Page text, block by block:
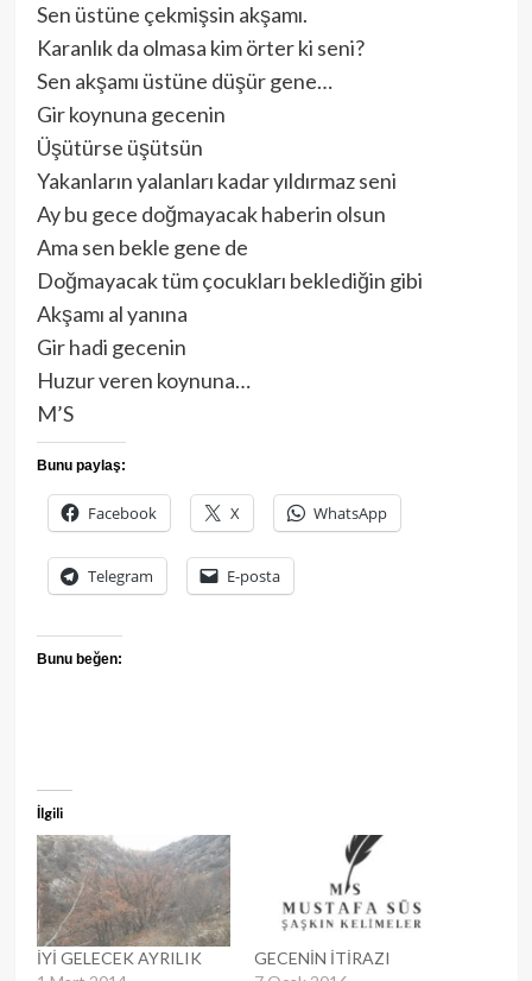
Sen üstüne çekmişsin akşamı.
Karanlık da olmasa kim örter ki seni?
Sen akşamı üstüne düşür gene…
Gir koynuna gecenin
Üşütürse üşütsün
Yakanların yalanları kadar yıldırmaz seni
Ay bu gece doğmayacak haberin olsun
Ama sen bekle gene de
Doğmayacak tüm çocukları beklediğin gibi
Akşamı al yanına
Gir hadi gecenin
Huzur veren koynuna…
M’S
Bunu paylaş:
Facebook X WhatsApp
Telegram E-posta
Bunu beğen:
İlgili
İYİ GELECEK AYRILIK
GECENİN İTİRAZI